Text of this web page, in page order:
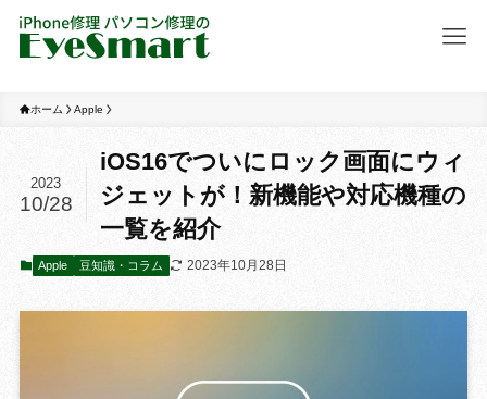
ホーム Apple
iOS16でついにロック画面にウィ
ジェットが！新機能や対応機種の
一覧を紹介
2023
10/28
Apple 豆知識・コラム 2023年10月28日